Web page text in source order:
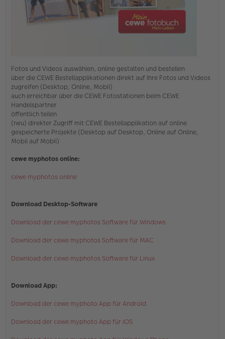
Fotos und Videos auswählen, online gestalten und bestellen
über die CEWE Bestellapplikationen direkt auf Ihre Fotos und Videos
zugreifen (Desktop, Online, Mobil)
auch erreichbar über die CEWE Fotostationen beim CEWE
Handelspartner
öffentlich teilen
(neu) direkter Zugriff mit CEWE Bestellapplikation auf online
gespeicherte Projekte (Desktop auf Desktop, Online auf Online,
Mobil auf Mobil)
cewe myphotos online:
cewe myphotos online
Download Desktop-Software
Download der cewe myphotos Software für Windows
Download der cewe myphotos Software für MAC
Download der cewe myphotos Software für Linux
Download App:
Download der cewe myphoto App für Android
Download der cewe myphoto App für iOS